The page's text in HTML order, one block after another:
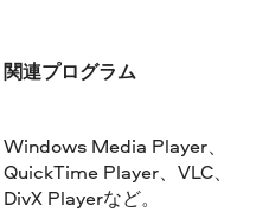
関連プログラム
Windows Media Player、
QuickTime Player、VLC、
DivX Playerなど。